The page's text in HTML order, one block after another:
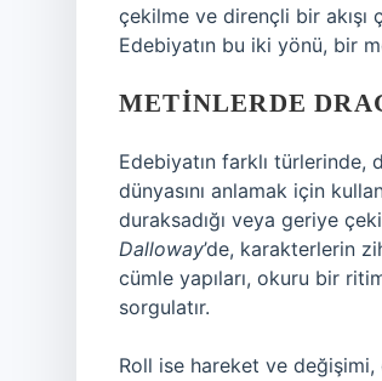
çekilme ve dirençli bir akışı
Edebiyatın bu iki yönü, bir
METINLERDE
Edebiyatın farklı
dünyasını anlamak için
duraksadığı veya geriye
Dalloway’de, karakterlerin
cümle yapıları, okuru bir
sorgulatır.
Roll ise hareket ve değişimi,